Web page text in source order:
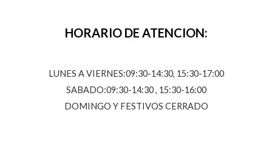
HORARIO DE ATENCION:
LUNES A VIERNES:09:30-14:30, 15:30-17:00
SABADO:09:30-14:30 , 15:30-16:00
DOMINGO Y FESTIVOS CERRADO